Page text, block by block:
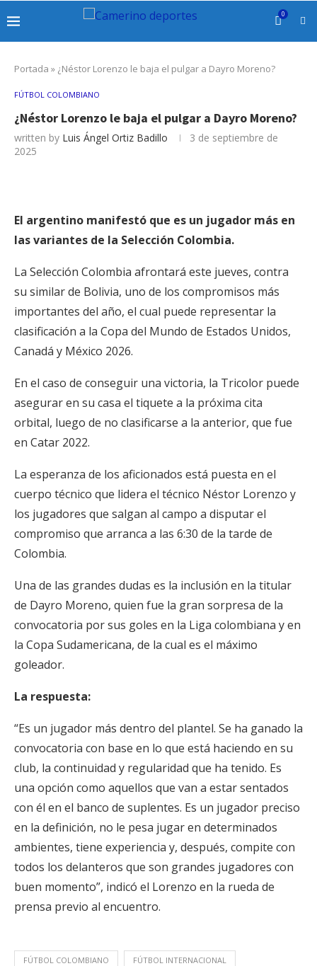
0
Portada » ¿Néstor Lorenzo le baja el pulgar a Dayro Moreno?
FÚTBOL COLOMBIANO
¿Néstor Lorenzo le baja el pulgar a Dayro Moreno?
written by Luis Ángel Ortiz Badillo
3 de septiembre de
2025
El argentino manifestó que es un jugador más en
las variantes de la Selección Colombia.
La Selección Colombia afrontará este jueves, contra
su similar de Bolivia, uno de los compromisos más
importantes del año, el cual puede representar la
clasificación a la Copa del Mundo de Estados Unidos,
Canadá y México 2026.
En el caso de conseguir una victoria, la Tricolor puede
asegurar en su casa el tiquete a la próxima cita
orbital, luego de no clasificarse a la anterior, que fue
en Catar 2022.
La esperanza de los aficionados está puesta en el
cuerpo técnico que lidera el técnico Néstor Lorenzo y
los jugadores que salgan al campo a disputar el
compromiso que arranca a las 6:30 de la tarde de
Colombia.
Una de las grandes dudas es la inclusión en la titular
de Dayro Moreno, quien fue la gran sorpresa de la
convocatoria por sus goles en la Liga colombiana y en
la Copa Sudamericana, de la cual es el máximo
goleador.
La respuesta:
“Es un jugador más dentro del plantel. Se ha ganado la
convocatoria con base en lo que está haciendo en su
club, la continuidad y regularidad que ha tenido. Es
una opción como aquellos que van a estar sentados
con él en el banco de suplentes. Es un jugador preciso
en la definición, no le pesa jugar en determinados
ambientes, tiene experiencia y, después, compite con
todos los delanteros que son grandes jugadores con
buen momento”, indicó el Lorenzo en la rueda de
prensa previo al encuentro.
FÚTBOL COLOMBIANO FÚTBOL INTERNACIONAL